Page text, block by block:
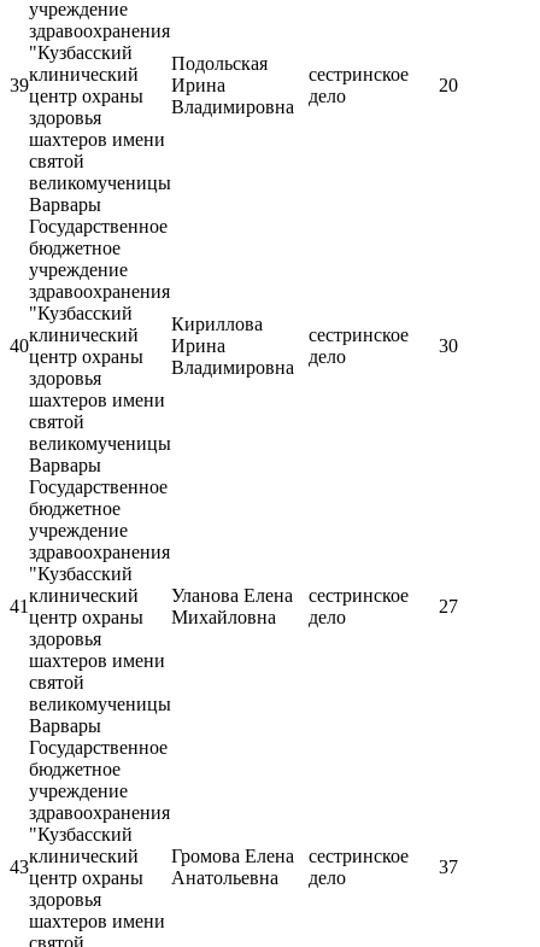
39
учреждение
здравоохранения
"Кузбасский
клинический
центр охраны
здоровья
шахтеров имени
святой
великомученицы
Варвары
Подольская
Ирина
Владимировна
сестринское
дело
20
40
Государственное
бюджетное
учреждение
здравоохранения
"Кузбасский
клинический
центр охраны
здоровья
шахтеров имени
святой
великомученицы
Варвары
Кириллова
Ирина
Владимировна
сестринское
дело
30
41
Государственное
бюджетное
учреждение
здравоохранения
"Кузбасский
клинический
центр охраны
здоровья
шахтеров имени
святой
великомученицы
Варвары
Уланова Елена
Михайловна
сестринское
дело
27
43
Государственное
бюджетное
учреждение
здравоохранения
"Кузбасский
клинический
центр охраны
здоровья
шахтеров имени
Громова Елена
Анатольевна
сестринское
дело
37